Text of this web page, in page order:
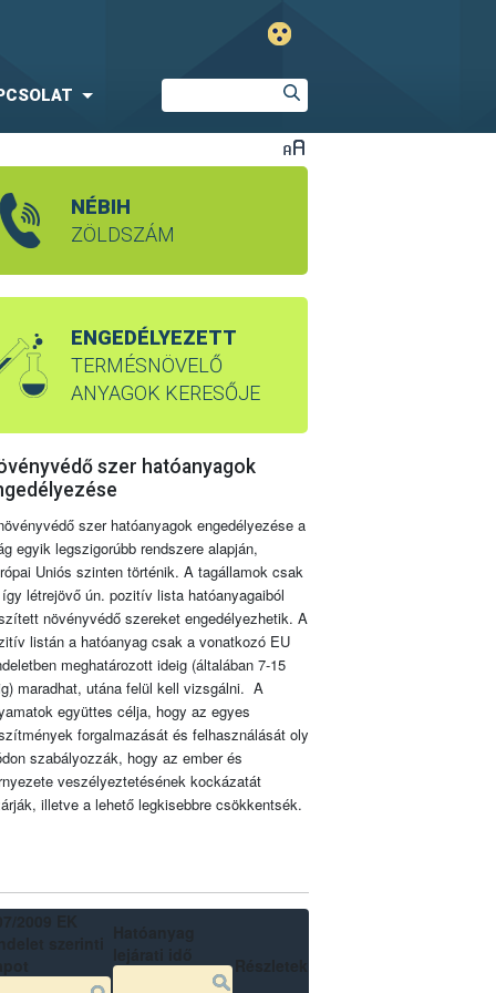
NÉBIH
ZÖLDSZÁM
ENGEDÉLYEZETT
TERMÉSNÖVELŐ
ANYAGOK KERESŐJE
szer hatóanyagok
szer hatóanyagok engedélyezése a
egyik legszigorúbb rendszere alapján,
Uniós szinten történik. A tagállamok csak
létrejövő ún. pozitív lista hatóanyagaiból
növényvédő szereket engedélyezhetik. A
listán a hatóanyag csak a vonatkozó EU
meghatározott ideig (általában 7-15
maradhat, utána felül kell vizsgálni. A
együttes célja, hogy az egyes
forgalmazását és felhasználását oly
szabályozzák, hogy az ember és
veszélyeztetésének kockázatát
illetve a lehető legkisebbre csökkentsék.